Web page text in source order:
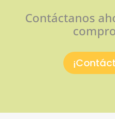
Contáctanos